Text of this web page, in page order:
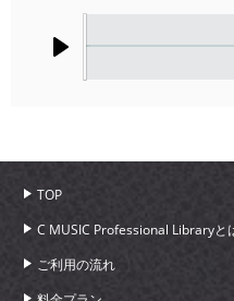
TOP
C MUSIC Professional Libraryと
ご利用の流れ